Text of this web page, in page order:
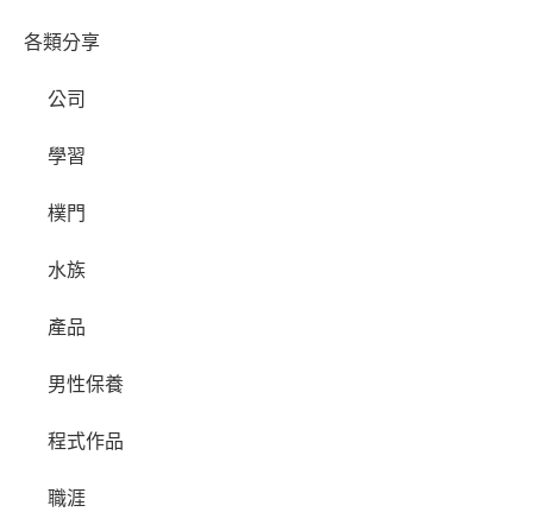
各類分享
公司
學習
樸門
水族
產品
男性保養
程式作品
職涯